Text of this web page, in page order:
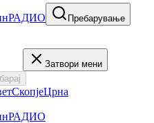
РАДИО Пребарување
Затвори мени
СкопјеЦрна
РАДИО